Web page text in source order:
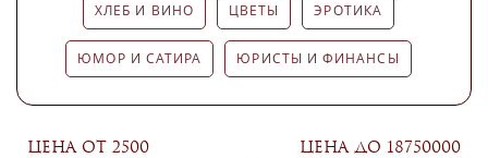
ХЛЕБ И ВИНО ЦВЕТЫ ЭРОТИКА
ЮМОР И САТИРА ЮРИСТЫ И ФИНАНСЫ
Цена от 2500 Цена до 18750000